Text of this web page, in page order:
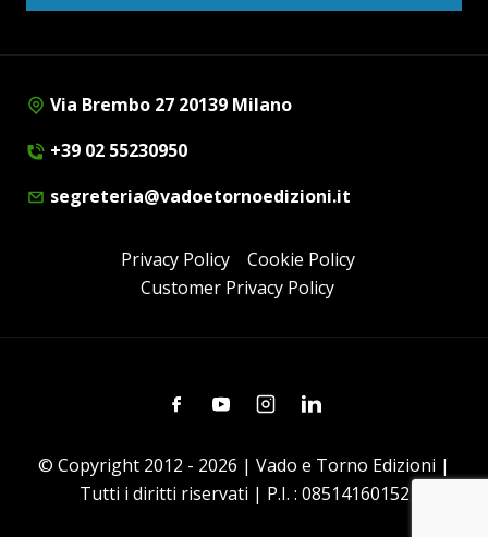
Via Brembo 27 20139 Milano
+39 02 55230950
segreteria@vadoetornoedizioni.it
Privacy Policy
Cookie Policy
Customer Privacy Policy
FacebookYoutubeInstagramLinkedin
© Copyright 2012 - 2026 | Vado e Torno Edizioni |
Tutti i diritti riservati | P.I. : 08514160152